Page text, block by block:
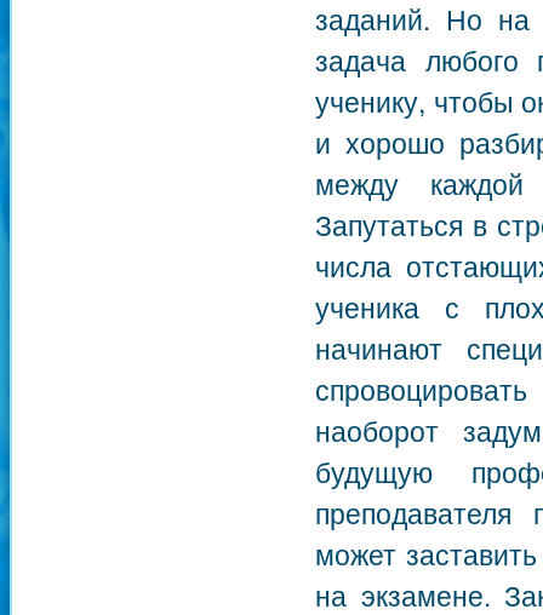
заданий. Но на
задача любого
ученику, чтобы
и хорошо
между
Запутаться в
числа
ученика с
начинают
наоборот
будущую
преподавателя
может
на экзамене.